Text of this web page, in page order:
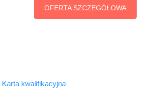
OFERTA SZCZEGÓŁOWA
Karta kwalifikacyjna